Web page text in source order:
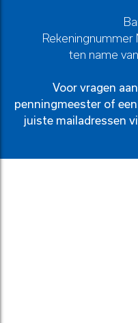
ten name
Voor vragen
penningmeester of
juiste mailadressen